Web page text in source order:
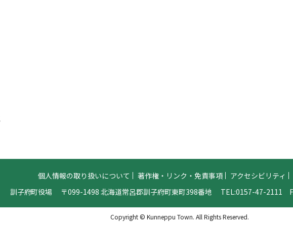
個人情報の取り扱いについて 著作権・リンク・免責事項 アクセシビリティ
訓子府町役場
〒099-1498 北海道常呂郡訓子府町東町398番地 TEL:0157-47-2111
Copyright © Kunneppu Town. All Rights Reserved.